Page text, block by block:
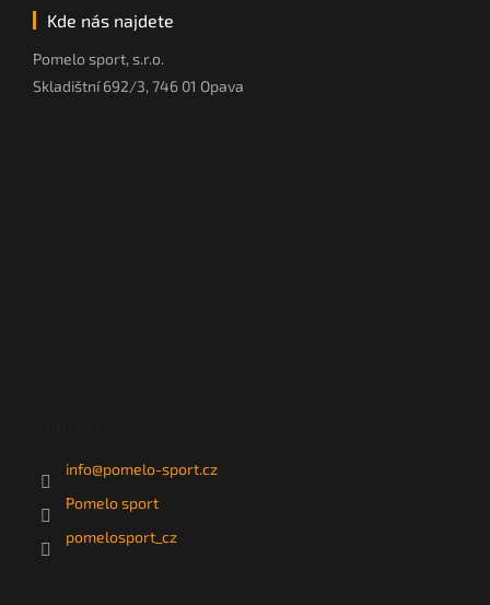
Kde nás najdete
Pomelo sport, s.r.o.
Skladištní 692/3, 746 01 Opava
info@pomelo-sport.cz
Pomelo sport
pomelosport_cz